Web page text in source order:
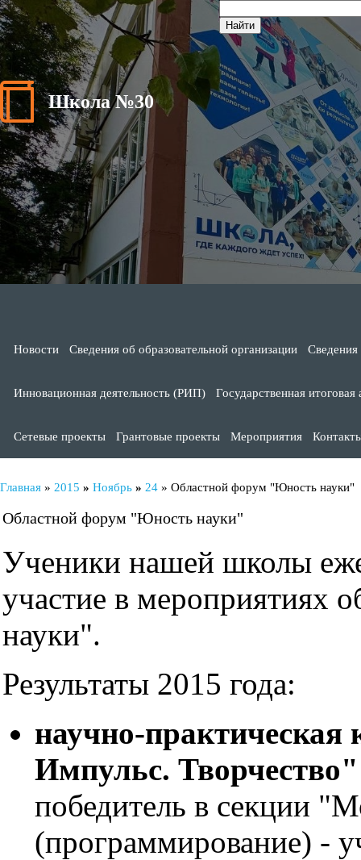
Школа №30
Новости Сведения об образовательной организации Сведения
Инновационная деятельность (РИП) Государственная итоговая
Сетевые проекты Грантовые проекты Мероприятия
Главная » 2015 » Ноябрь » 24 » Областной форум "Юность науки"
Областной форум "Юность науки"
Ученики нашей школы
участие в мероприятиях
науки".
Результаты 2015 года:
научно-
Импульс. Творчество"
победитель в секции
(программирование) -